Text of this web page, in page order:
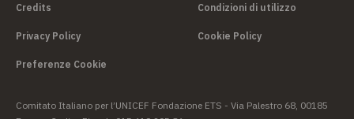
Credits Condizioni di utilizzo
Privacy Policy Cookie Policy
Preferenze Cookie
Comitato Italiano per l’UNICEF Fondazione ETS - Via Palestro 68, 00185